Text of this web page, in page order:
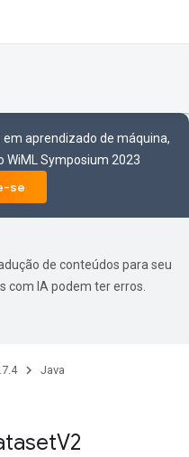
aprendizado de máquina,
WiML Symposium 2023
se
de conteúdos para seu
com IA podem ter erros.
Java
V2